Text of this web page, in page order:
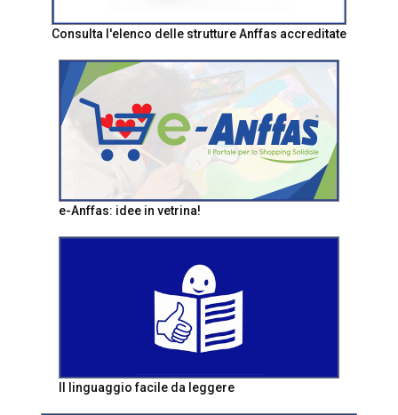
Consulta l'elenco delle strutture Anffas accreditate
e-Anffas: idee in vetrina!
Il linguaggio facile da leggere